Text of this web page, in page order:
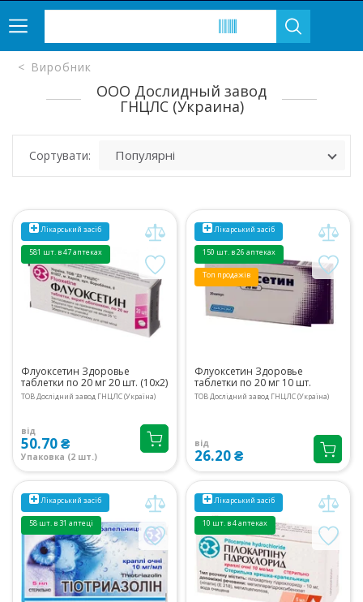
Виробник
ООО Дослидный завод
ГНЦЛС (Украина)
Сортувати:
Лікарський засіб
581 шт. в 47 аптеках
Флуоксетин Здоровье
таблетки по 20 мг 20 шт. (10х2)
ТОВ Дослідний завод ГНЦЛС (Україна)
від
50.70 ₴
Упаковка (2 шт.)
Лікарський засіб
150 шт. в 26 аптеках
Топ продажів
Флуоксетин Здоровье
таблетки по 20 мг 10 шт.
ТОВ Дослідний завод ГНЦЛС (Україна)
від
26.20 ₴
Лікарський засіб
58 шт. в 31 аптеці
Лікарський засіб
10 шт. в 4 аптеках